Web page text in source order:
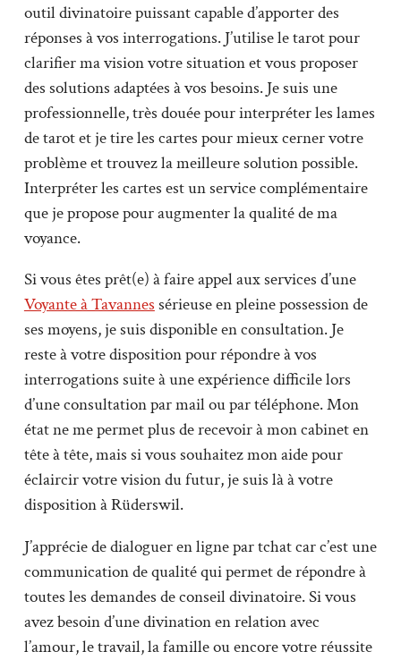
outil divinatoire puissant capable d’apporter des
réponses à vos interrogations. J’utilise le tarot pour
clarifier ma vision votre situation et vous proposer
des solutions adaptées à vos besoins. Je suis une
professionnelle, très douée pour interpréter les lames
de tarot et je tire les cartes pour mieux cerner votre
problème et trouvez la meilleure solution possible.
Interpréter les cartes est un service complémentaire
que je propose pour augmenter la qualité de ma
voyance.
Si vous êtes prêt(e) à faire appel aux services d’une
Voyante à Tavannessérieuse en pleine possession de
ses moyens, je suis disponible en consultation. Je
reste à votre disposition pour répondre à vos
interrogations suite à une expérience difficile lors
d’une consultation par mail ou par téléphone. Mon
état ne me permet plus de recevoir à mon cabinet en
tête à tête, mais si vous souhaitez mon aide pour
éclaircir votre vision du futur, je suis là à votre
disposition à Rüderswil.
J’apprécie de dialoguer en ligne par tchat car c’est une
communication de qualité qui permet de répondre à
toutes les demandes de conseil divinatoire. Si vous
avez besoin d’une divination en relation avec
l’amour, le travail, la famille ou encore votre réussite